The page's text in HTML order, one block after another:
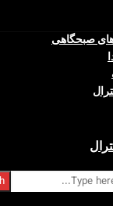
Search